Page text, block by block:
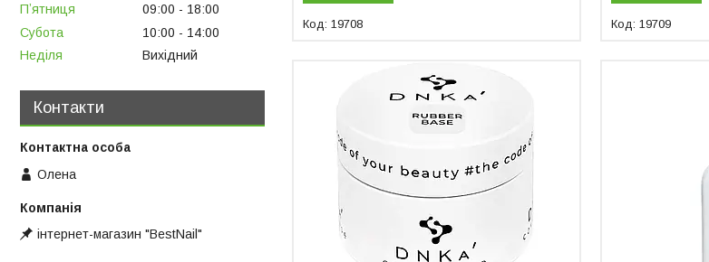
19708 19709
Пʼятниця
09:00
18:00
Субота
10:00
14:00
Неділя
Вихідний
Контакти
Олена
інтернет-магазин "BestNail"